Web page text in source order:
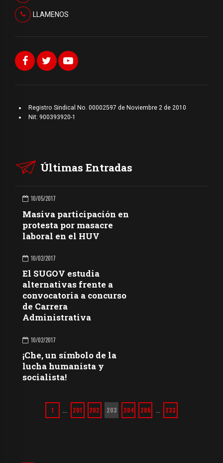
LLAMENOS
Registro Sindical No. 00002597 de Noviembre 2 de 2010
Nit: 900393920-1
Últimas Entradas
10/05/2017
Masiva participación en
protesta por masacre
laboral en el HUV
10/02/2017
El SUGOV estudia
alternativas frente a
convocatoria a concurso
de Carrera
Administrativa
10/02/2017
¡Che, un símbolo de la
lucha humanista y
socialista!
1 201 202 203 204 205 233